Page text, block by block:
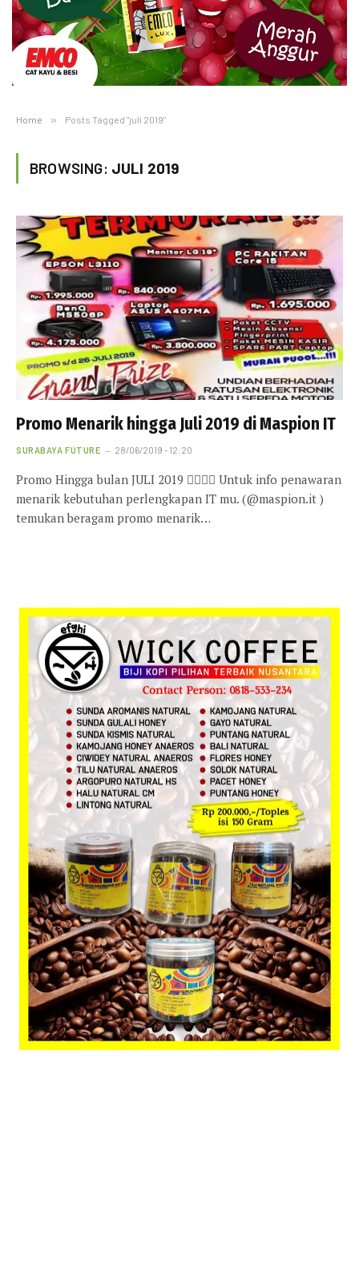
Home » Posts Tagged "juli 2019"
BROWSING: JULI 2019
Promo Menarik hingga Juli 2019 di Maspion IT
SURABAYA FUTURE 28/06/2019 - 12:20
Promo Hingga bulan JULI 2019 🏻🏻🏻🏻 Untuk info penawaran
menarik kebutuhan perlengkapan IT mu. ️(@maspion.it )
temukan beragam promo menarik…